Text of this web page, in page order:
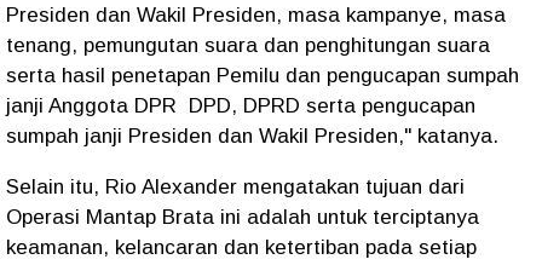
Presiden dan Wakil Presiden, masa kampanye, masa
tenang, pemungutan suara dan penghitungan suara
serta hasil penetapan Pemilu dan pengucapan sumpah
janji Anggota DPR DPD, DPRD serta pengucapan
sumpah janji Presiden dan Wakil Presiden," katanya.
Selain itu, Rio Alexander mengatakan tujuan dari
Operasi Mantap Brata ini adalah untuk terciptanya
keamanan, kelancaran dan ketertiban pada setiap